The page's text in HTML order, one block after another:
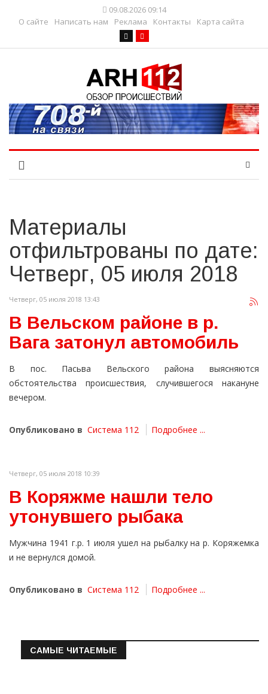
09.08.2026 09:14
О сайте
Написать нам Реклама Контакты Карта сайта
Материалы
отфильтрованы по дате:
Четверг, 05 июля 2018
Четверг, 05 июля 2018 13:43
В Вельском районе в р.
Вага затонул автомобиль
В пос. Пасьва Вельского района выясняются
обстоятельства происшествия, случившегося накануне
вечером.
Опубликовано в Система 112 Подробнее ...
Четверг, 05 июля 2018 10:39
В Коряжме нашли тело
утонувшего рыбака
Мужчина 1941 г.р. 1 июля ушел на рыбалку на р. Коряжемка
и не вернулся домой.
Опубликовано в Система 112 Подробнее ...
САМЫЕ ЧИТАЕМЫЕ